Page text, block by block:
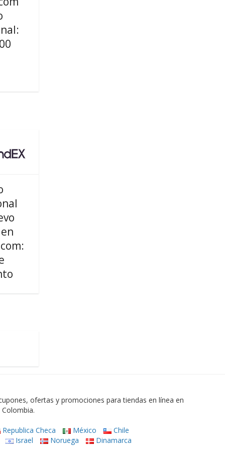
ofertas y promociones para tiendas en línea en
Republica Checa México
Chile
Israel
Noruega Dinamarca